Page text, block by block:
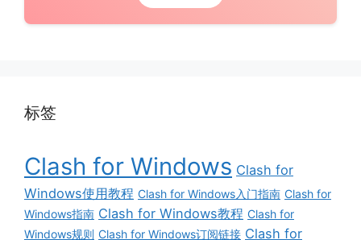
标签
Clash for Windows Clash for
Windows使用教程 Clash for Windows入门指南 Clash for
Windows指南 Clash for Windows教程 Clash for
Windows规则 Clash for Windows订阅链接 Clash for